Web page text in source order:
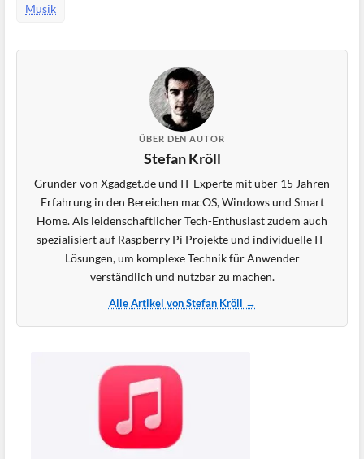
Musik
ÜBER DEN AUTOR
Stefan Kröll
Gründer von Xgadget.de und IT-Experte mit über 15 Jahren
Erfahrung in den Bereichen macOS, Windows und Smart
Home. Als leidenschaftlicher Tech-Enthusiast zudem auch
spezialisiert auf Raspberry Pi Projekte und individuelle IT-
Lösungen, um komplexe Technik für Anwender
verständlich und nutzbar zu machen.
Alle Artikel von Stefan Kröll →